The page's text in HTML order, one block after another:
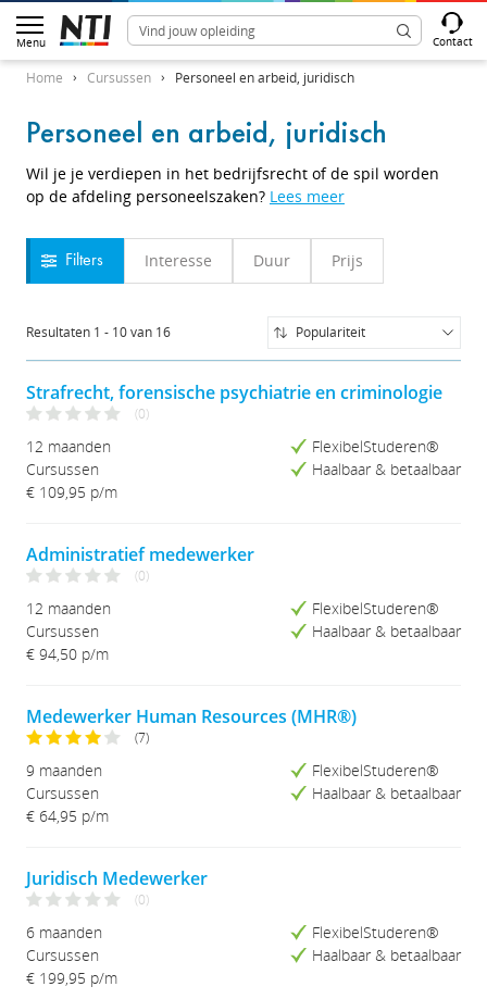
Menu Contact
Home Cursussen Personeel en arbeid, juridisch
Personeel en arbeid, juridisch
Wil je je verdiepen in het bedrijfsrecht of de spil worden
op de afdeling personeelszaken? Lees meer
Filters Interesse Duur Prijs
Resultaten 1 - 10van 16
Populariteit
Populariteit
Naam (A-Z)
Prijs (Hoog-Laag)
Studieduur (Kort-Lang)
Strafrecht, forensische psychiatrie en criminologie
(0)
12 maanden
Cursussen
€ 109,95 p/m
FlexibelStuderen®
Haalbaar & betaalbaar
Administratief medewerker
(0)
12 maanden
Cursussen
€ 94,50 p/m
FlexibelStuderen®
Haalbaar & betaalbaar
Medewerker Human Resources (MHR®)
(7)
9 maanden
Cursussen
€ 64,95 p/m
FlexibelStuderen®
Haalbaar & betaalbaar
Juridisch Medewerker
(0)
6 maanden
Cursussen
€ 199,95 p/m
FlexibelStuderen®
Haalbaar & betaalbaar